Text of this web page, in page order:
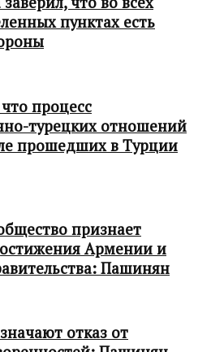
пунктах есть
процесс
турецких отношений
прошедших в Турции
признает
Армении и
Пашинян
отказ от